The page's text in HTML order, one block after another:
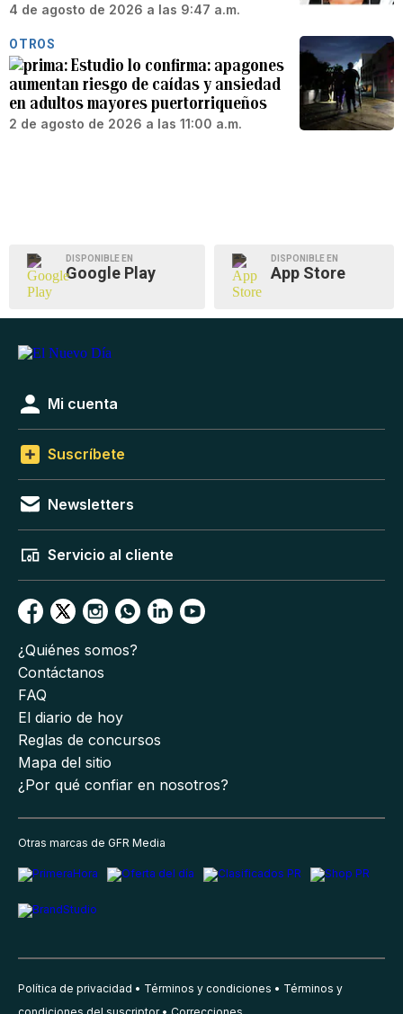
4 de agosto de 2026 a las 9:47 a.m.
OTROS
Estudio lo confirma: apagones
aumentan riesgo de caídas y ansiedad
en adultos mayores puertorriqueños
2 de agosto de 2026 a las 11:00 a.m.
DISPONIBLE EN
Google Play
DISPONIBLE EN
App Store
Mi cuenta
Suscríbete
Newsletters
Servicio al cliente
¿Quiénes somos?
Contáctanos
FAQ
El diario de hoy
Reglas de concursos
Mapa del sitio
¿Por qué confiar en nosotros?
Otras marcas de GFR Media
Política de privacidad Términos y condiciones
Términos y